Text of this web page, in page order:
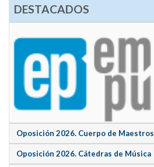
DESTACADOS
Oposición 2026. Cuerpo de Maestros
Oposición 2026. Cátedras de Música